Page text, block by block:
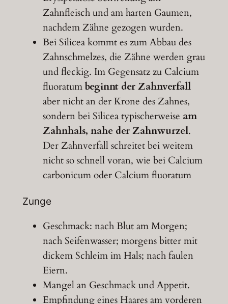
Zahnfleisch und am harten Gaumen,
nachdem Zähne gezogen wurden.
Bei Silicea kommt es zum Abbau des
Zahnschmelzes, die Zähne werden grau
und fleckig. Im Gegensatz zu Calcium
fluoratumbeginnt der Zahnverfall
aber nicht an der Krone des Zahnes,
sondern bei Silicea typischerweise am
Zahnhals, nahe der Zahnwurzel.
Der Zahnverfall schreitet bei weitem
nicht so schnell voran, wie bei Calcium
carbonicum oder Calcium fluoratum
Zunge
Geschmack: nach Blut am Morgen;
nach Seifenwasser; morgens bitter mit
dickem Schleim im Hals; nach faulen
Eiern.
Mangel an Geschmack und Appetit.
Empfindung eines Haares am vorderen